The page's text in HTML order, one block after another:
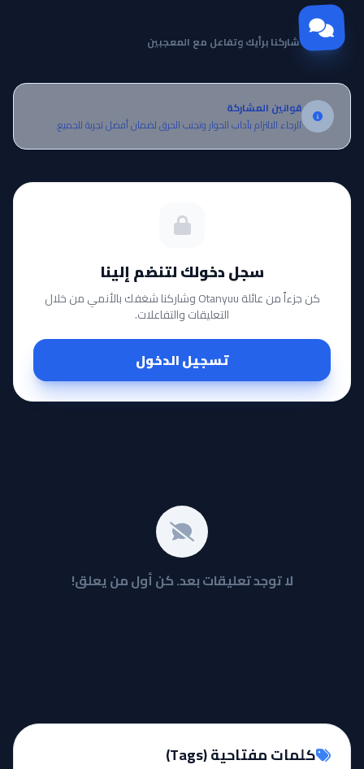
مجتمع Otanyuu
شاركنا برأيك وتفاعل مع المعجبين
قوانين المشاركة
الرجاء الالتزام بآداب الحوار وتجنب الحرق لضمان أفضل تجربة للجميع.
سجل دخولك لتنضم إلينا
كن جزءاً من عائلة Otanyuu وشاركنا شغفك بالأنمي من خلال
التعليقات والتفاعلات.
تسجيل الدخول
لا توجد تعليقات بعد. كن أول من يعلق!
كلمات مفتاحية (Tags)